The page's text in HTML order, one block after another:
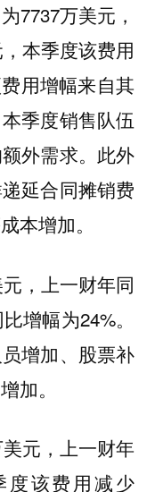
7737万美元，
本季度该费用
用增幅来自其
季度销售队伍
外需求。此外
延合同摊销费
本增加。
，上一财年同
增幅为24%。
增加、股票补
加。
元，上一财年
度该费用减少